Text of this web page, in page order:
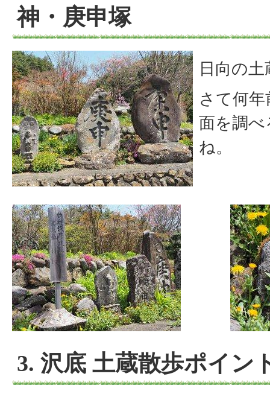
神・庚申塚
日向の
さて何
面を調
ね。
3. 沢底 土蔵散歩ポイン